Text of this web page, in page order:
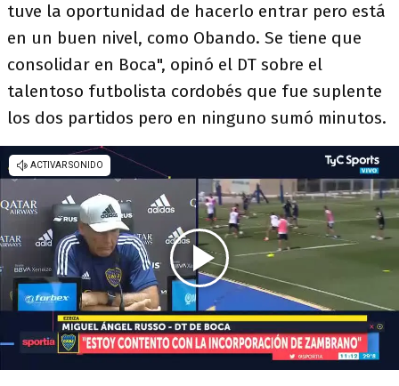
tuve la oportunidad de hacerlo entrar pero está
en un buen nivel, como Obando. Se tiene que
consolidar en Boca", opinó el DT sobre el
talentoso futbolista cordobés que fue suplente
los dos partidos pero en ninguno sumó minutos.